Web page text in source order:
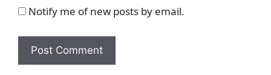
Notify me of new posts by email.